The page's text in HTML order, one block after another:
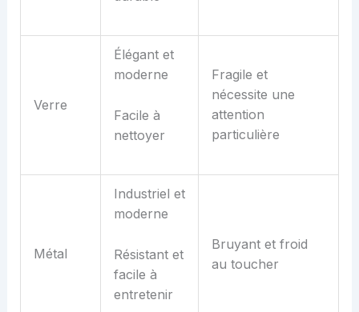
Verre
Élégant et
moderne
Facile à
nettoyer
Fragile et
nécessite une
attention
particulière
Métal
Industriel et
moderne
Résistant et
facile à
entretenir
Bruyant et froid
au toucher